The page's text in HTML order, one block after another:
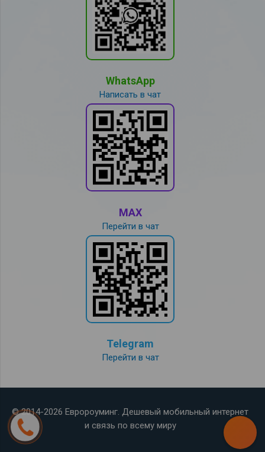
WhatsApp
Написать в чат
MAX
Перейти в чат
Telegram
Перейти в чат
© 2014-2026 Евророуминг. Дешевый мобильный интернет
и связь по всему миру